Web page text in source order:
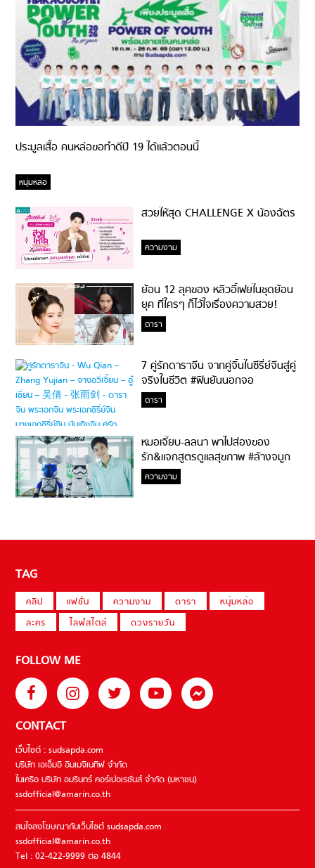
ประมูลเสื้อ คนหล่อขอทำดีปี 19 ได้แล้วตอนนี้
หนุ่มหล่อ
สวยให้สุด CHALLENGE X น้องฉัตร
ความงาม
ย้อน 12 ลุคของ หลิวอี้เฟยในชุดย้อน
ยุค ที่ใครๆ ก็ไว้ใจเรื่องความสวย!
ดารา
7 คู่รักดาราจีน จากคู่จิ้นในซีรี่ย์จีนสู่คู่
จริงในชีวิต #ฟินยันนอกจอ
ดารา
หมอเจี๊ยบ-ลลนา พาไปส่องของ
รัก&แจกสูตรดูแลสุขภาพ #ล้างจมูก
ไม่ยากจะสอนให้
ความงาม
TAG
คลิป แฟชั่น ความงาม ดารา
หนุ่มหล่อ
ละคร
ไลฟ์สไตล์ ดวงรายวัน
FOLLOW ME
CONTACT
เว็บไซต์ : sudsapda.com
บริษัท เอเอ็มอี อิมเมจิเนทีฟ จำกัด
ในเครือ บริษัท อมรินทร์ คอร์เปอเรชั่นส์ จำกัด (มหาชน)
ssdofficial@amarin.co.th
สนใจลงโฆษณากับเว็บไซต์ sudsapda.com
ssdofficial@amarin.co.th
Tel : 02-422-9999 ต่อ 4844